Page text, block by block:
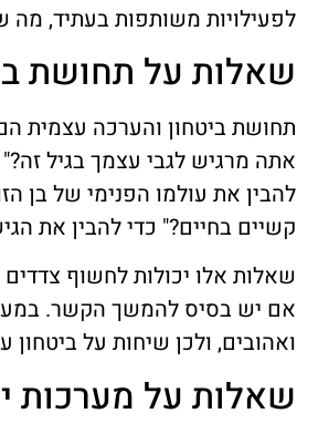
לפעילויות משותפות בעתיד,
שאלות על תחושת
תחושת ביטחון והערכה עצמית
אתה מרגיש לגבי עצמך בגיל
להבין את עולמו הפנימי של בן
קשיים בחיים?" כדי להבין את
שאלות אלו יכולות לחשוף
אם יש בסיס להמשך הקשר.
ואהובים, ולכן שיחות על
שאלות על מערכות